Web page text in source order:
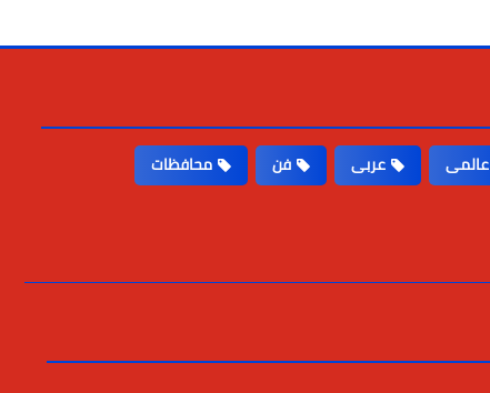
عالمى عربى فن
محافظات